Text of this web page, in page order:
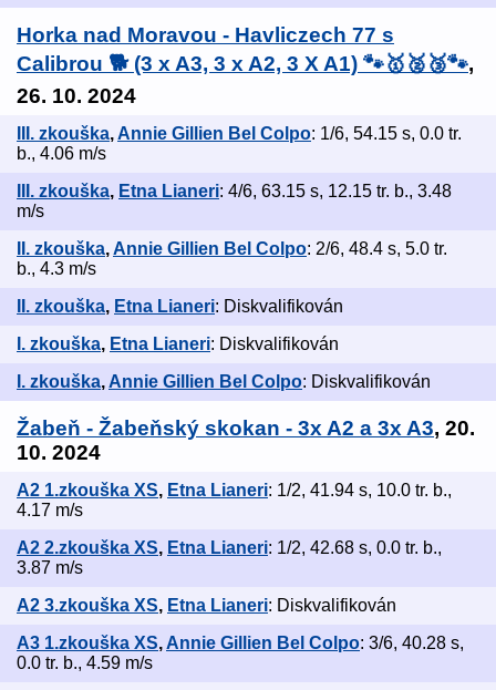
Horka nad Moravou - Havliczech 77 s
Calibrou 🐕 (3 x A3, 3 x A2, 3 X A1) 🐾🥇🥈🥉🐾,
26. 10. 2024
III. zkouška,Annie Gillien Bel Colpo: 1/6, 54.15 s, 0.0 tr.
b., 4.06 m/s
III. zkouška, Etna Lianeri: 4/6, 63.15 s, 12.15 tr. b., 3.48
m/s
II. zkouška,Annie Gillien Bel Colpo: 2/6, 48.4 s, 5.0 tr.
b., 4.3 m/s
II. zkouška, Etna Lianeri: Diskvalifikován
I. zkouška, Etna Lianeri: Diskvalifikován
I. zkouška, Annie Gillien Bel Colpo: Diskvalifikován
Žabeň - Žabeňský skokan - 3x A2 a 3x A3, 20.
10. 2024
A2 1.zkouška XS, Etna Lianeri: 1/2, 41.94 s, 10.0 tr. b.,
4.17 m/s
A2 2.zkouška XS, Etna Lianeri: 1/2, 42.68 s, 0.0 tr. b.,
3.87 m/s
A2 3.zkouška XS, Etna Lianeri: Diskvalifikován
A3 1.zkouška XS, Annie Gillien Bel Colpo: 3/6, 40.28 s,
0.0 tr. b., 4.59 m/s